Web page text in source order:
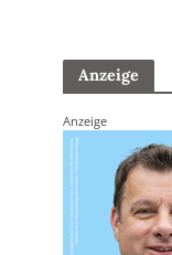
Anzeige
Anzeige